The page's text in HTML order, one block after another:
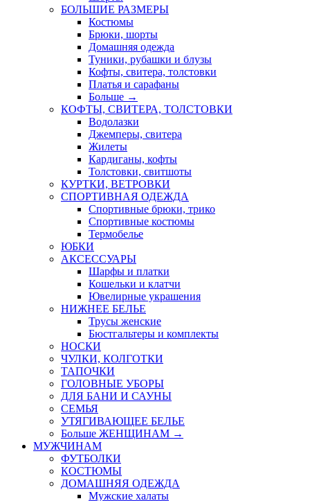
БОЛЬШИЕ РАЗМЕРЫ
Костюмы
Брюки, шорты
Домашняя одежда
Туники, рубашки и блузы
Кофты, свитера, толстовки
Платья и сарафаны
Больше →
КОФТЫ, СВИТЕРА, ТОЛСТОВКИ
Водолазки
Джемперы, свитера
Жилеты
Кардиганы, кофты
Толстовки, свитшоты
КУРТКИ, ВЕТРОВКИ
СПОРТИВНАЯ ОДЕЖДА
Спортивные брюки, трико
Спортивные костюмы
Термобелье
ЮБКИ
AКСЕССУАРЫ
Шарфы и платки
Кошельки и клатчи
Ювелирные украшения
НИЖНЕЕ БЕЛЬЕ
Трусы женские
Бюстгальтеры и комплекты
НОСКИ
ЧУЛКИ, КОЛГОТКИ
ТАПОЧКИ
ГОЛОВНЫЕ УБОРЫ
ДЛЯ БАНИ И САУНЫ
СЕМЬЯ
УТЯГИВАЮЩЕЕ БЕЛЬЕ
Больше ЖЕНЩИНАМ →
МУЖЧИНАМ
ФУТБОЛКИ
КОСТЮМЫ
ДОМАШНЯЯ ОДЕЖДА
Мужские халаты